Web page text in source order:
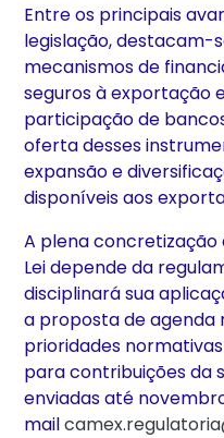
Entre os principais
legislação, destacam-
mecanismos de
seguros à exportação
participação de
oferta desses
expansão e
disponíveis aos
A plena
Lei depende da
disciplinará sua
a proposta de
prioridades
para contribuições da
enviadas até
mail